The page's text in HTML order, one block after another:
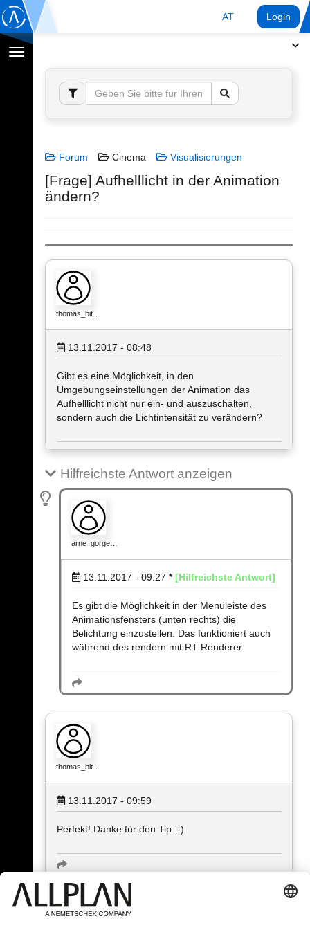
AT Login
Navigation
umschalten
Forum Cinema Visualisierungen
[Frage] Aufhelllicht in der Animation
ändern?
thomas_bit…
13.11.2017 - 08:48
Gibt es eine Möglichkeit, in den
Umgebungseinstellungen der Animation das
Aufhelllicht nicht nur ein- und auszuschalten,
sondern auch die Lichtintensität zu verändern?
Hilfreichste Antwort anzeigen
arne_gorge…
13.11.2017 - 09:27 * [Hilfreichste Antwort]
Es gibt die Möglichkeit in der Menüleiste des
Animationsfensters (unten rechts) die
Belichtung einzustellen. Das funktioniert auch
während des rendern mit RT Renderer.
thomas_bit…
13.11.2017 - 09:59
Perfekt! Danke für den Tip :-)